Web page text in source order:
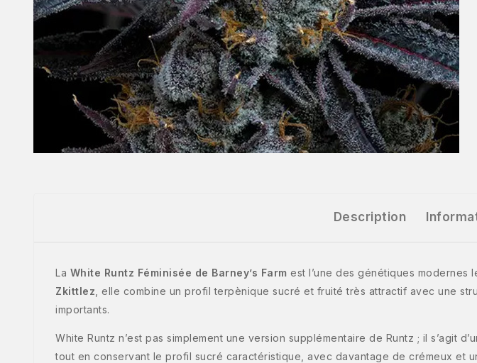
Description
La White Runtz Féminisée de Barney’s Farm est l’une des génétiques modernes
Zkittlez , elle combine un profil terpènique sucré et fruité très attractif avec une
importants.
White Runtz n’est pas simplement une version supplémentaire de Runtz ; il s’agit
tout en conservant le profil sucré caractéristique, avec davantage de crémeux et